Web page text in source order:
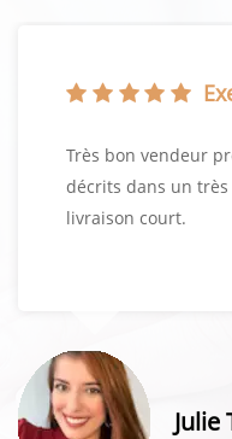
Très bon vendeur
décrits dans un
livraison court.
Julie